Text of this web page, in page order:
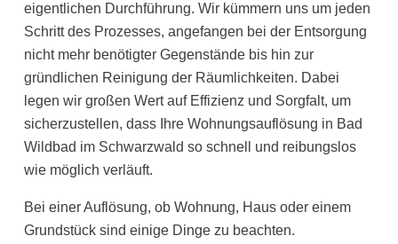
eigentlichen Durchführung. Wir kümmern uns um jeden
Schritt des Prozesses, angefangen bei der Entsorgung
nicht mehr benötigter Gegenstände bis hin zur
gründlichen Reinigung der Räumlichkeiten. Dabei
legen wir großen Wert auf Effizienz und Sorgfalt, um
sicherzustellen, dass Ihre Wohnungsauflösung in Bad
Wildbad im Schwarzwald so schnell und reibungslos
wie möglich verläuft.
Bei einer Auflösung, ob Wohnung, Haus oder einem
Grundstück sind einige Dinge zu beachten.